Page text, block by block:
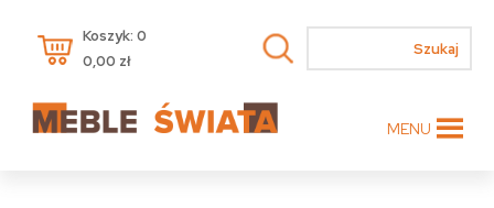
Koszyk: 0
0,00 zł
MENU